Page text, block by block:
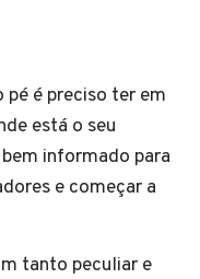
é preciso ter em
está o seu
informado para
e começar a
tanto peculiar e